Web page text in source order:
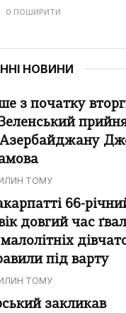
0 ПОШИРИТИ
НОВИНИ
з початку
ТОМУ
66-
довгий час
під варту
ТОМУ
закликав